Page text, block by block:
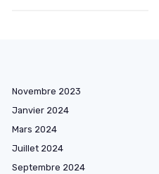
Novembre 2023
Janvier 2024
Mars 2024
Juillet 2024
Septembre 2024